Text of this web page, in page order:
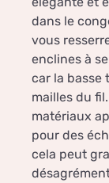
dans le
vous
enclines à
car la basse
mailles du
matériaux
pour des
cela peut